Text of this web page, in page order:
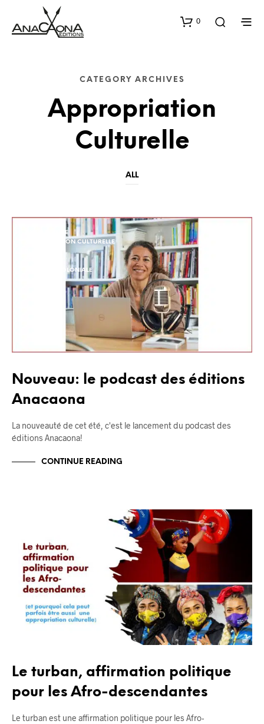
0
CATEGORY ARCHIVES
Appropriation
Culturelle
ALL
ANTIRACISME
APPROPRIATION CULTURELLE
PENSÉE DÉCOLONIALE
Nouveau: le podcast des éditions
Anacaona
La nouveauté de cet été, c'est le lancement du podcast des
éditions Anacaona!
CONTINUE READING
FÉMINISME
Le turban, affirmation politique
pour les Afro-descendantes
Le turban est une affirmation politique pour les Afro-